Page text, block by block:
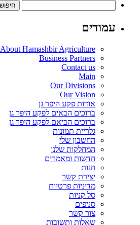
עמודים
About Hamashbir Agriculture
Business Partners
Contact us
Main
Our Divisions
Our Vision
אודות פקע היפר גן
ברוכים הבאים לפקע היפר גן
ברוכים הביאם לפקע היפר גן
גלריית תמונות
החשבון שלי
המחלקות שלנו
חדשות ומאמרים
חנות
יצירת קשר
מדיניות פרטיות
סל קניות
סניפים
צור קשר
שאלות ותשובות